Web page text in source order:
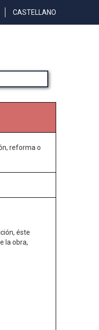
CASTELLANO
reforma o
éste
la obra,